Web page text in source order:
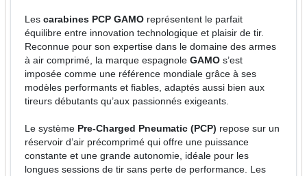
Lescarabines PCP GAMO représentent le parfait
équilibre entre innovation technologique et plaisir de tir.
Reconnue pour son expertise dans le domaine des armes
à air comprimé, la marque espagnoleGAMO s’est
imposée comme une référence mondiale grâce à ses
modèles performants et fiables, adaptés aussi bien aux
tireurs débutants qu’aux passionnés exigeants.
Le système Pre-Charged Pneumatic (PCP) repose sur un
réservoir d’air précomprimé qui offre une puissance
constante et une grande autonomie, idéale pour les
longues sessions de tir sans perte de performance. Les